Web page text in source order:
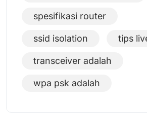
spesifikasi router
ssid isolation tips
transceiver adalah
wpa psk adalah